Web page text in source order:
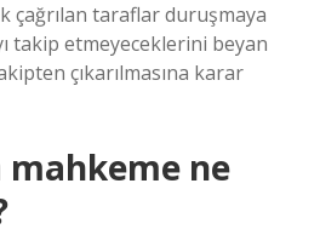
çağrılan taraflar duruşmaya
takip etmeyeceklerini beyan
çıkarılmasına karar
mahkeme ne